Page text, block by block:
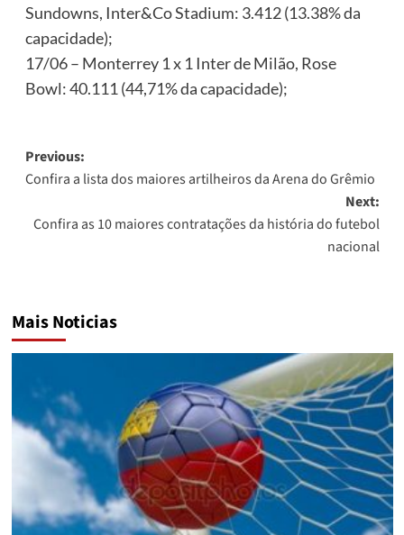
Sundowns, Inter&Co Stadium: 3.412 (13.38% da
capacidade);
17/06 – Monterrey 1 x 1 Inter de Milão, Rose
Bowl: 40.111 (44,71% da capacidade);
Post
navigation
Previous:
Confira a lista dos maiores artilheiros da Arena do Grêmio
Next:
Confira as 10 maiores contratações da história do futebol
nacional
Mais Noticias